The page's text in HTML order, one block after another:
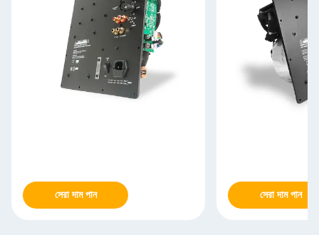
সেরা দাম পান সেরা দাম পান